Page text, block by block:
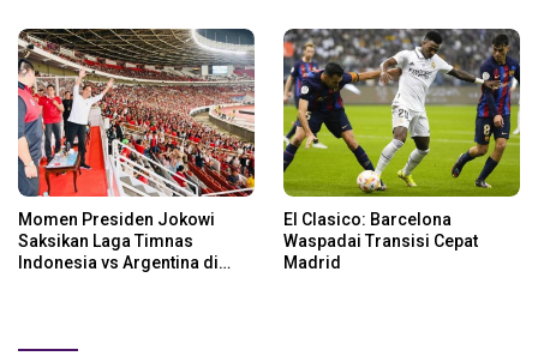
Momen Presiden Jokowi
Saksikan Laga Timnas
Indonesia vs Argentina di
El Clasico: Barcelona
Waspadai Transisi Cepat
Madrid